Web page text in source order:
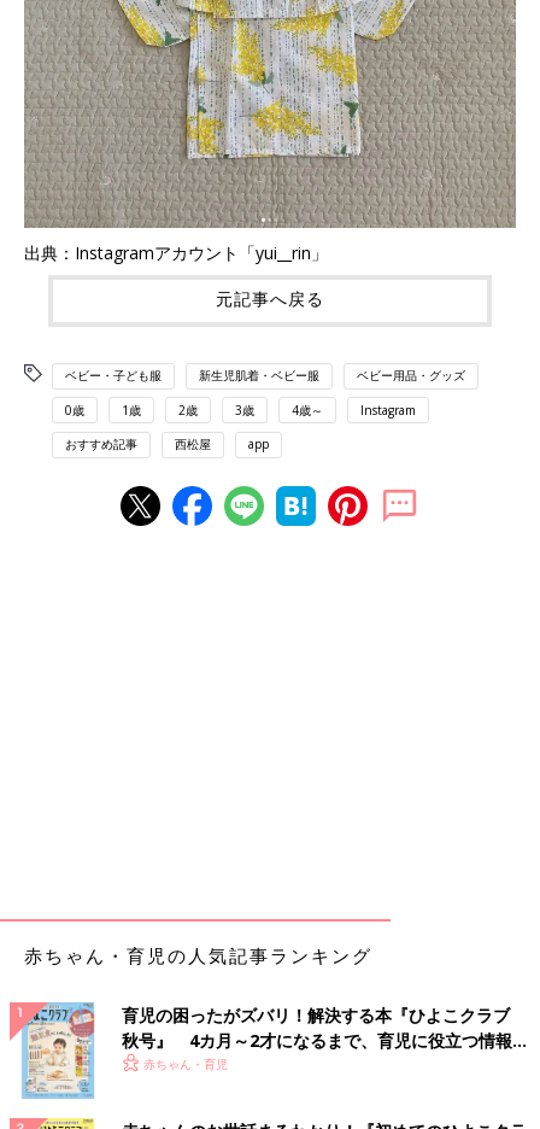
出典：Instagramアカウント「yui__rin」
元記事へ戻る
ベビー・子ども服 新生児肌着・ベビー服 ベビー用品・グッズ
0歳 1歳 2歳 3歳 4歳～ Instagram
おすすめ記事 西松屋 app
赤ちゃん・育児の人気記事ランキング
育児の困ったがズバリ！解決する本『ひよこクラブ
秋号』 4カ月～2才になるまで、育児に役立つ情報が
いっぱい！
赤ちゃん・育児